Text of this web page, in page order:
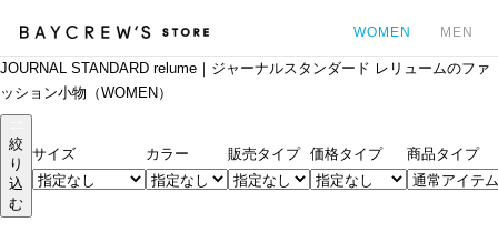
WOMEN MEN
JOURNAL STANDARD relume｜ジャーナルスタンダード レリュームのファ
ッション小物（WOMEN）
絞
り
込
む
サイズ カラー 販売タイプ 価格タイプ 商品タイプ